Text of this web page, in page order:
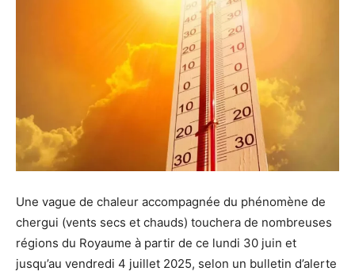
Une vague de chaleur accompagnée du phénomène de
chergui (vents secs et chauds) touchera de nombreuses
régions du Royaume à partir de ce lundi 30 juin et
jusqu’au vendredi 4 juillet 2025, selon un bulletin d’alerte